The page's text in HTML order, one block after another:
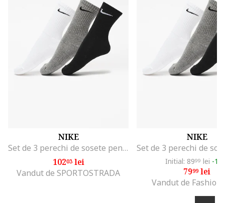
NIKE
Set de 3 perechi de sosete pentru antrenament Everyday, Multicolor
10203lei
Vandut de SPORTOSTRADA
NIKE
Initial: 8999 lei -
7999lei
Vandut de Fashion